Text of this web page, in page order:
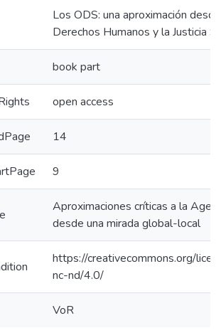
Los ODS: una aproximación
Derechos Humanos y la Justicia
book part
open access
14
9
Aproximaciones críticas a la
desde una mirada global-local
https://creativecommons.org/
nc-nd/4.0/
VoR